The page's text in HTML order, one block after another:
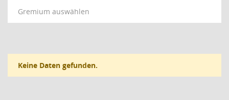
Gremium auswählen
Keine Daten gefunden.